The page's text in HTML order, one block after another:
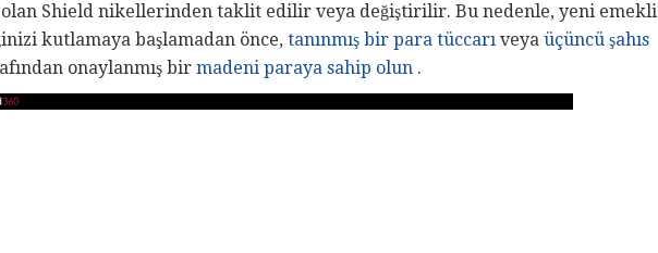
Shield nikellerinden taklit edilir veya değiştirilir. Bu nedenle, yeni emekli
kutlamaya başlamadan önce, tanınmış bir para tüccarı veya üçüncü şahıs
onaylanmış bir madeni paraya sahip olun .